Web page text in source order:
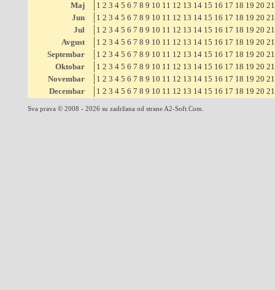
Maj
1 2 3 4 5 6 7 8 9 10 11 12 13 14 15 16 17 18 19 20 21
Jun
1 2 3 4 5 6 7 8 9 10 11 12 13 14 15 16 17 18 19 20 21
Jul
1 2 3 4 5 6 7 8 9 10 11 12 13 14 15 16 17 18 19 20 21
Avgust
1 2 3 4 5 6 7 8 9 10 11 12 13 14 15 16 17 18 19 20 21
Septembar
1 2 3 4 5 6 7 8 9 10 11 12 13 14 15 16 17 18 19 20 21
Oktobar
1 2 3 4 5 6 7 8 9 10 11 12 13 14 15 16 17 18 19 20 21
Novembar
1 2 3 4 5 6 7 8 9 10 11 12 13 14 15 16 17 18 19 20 21
Decembar
1 2 3 4 5 6 7 8 9 10 11 12 13 14 15 16 17 18 19 20 21
Sva prava © 2008 - 2026 su zadržana od strane A2-Soft.Com.